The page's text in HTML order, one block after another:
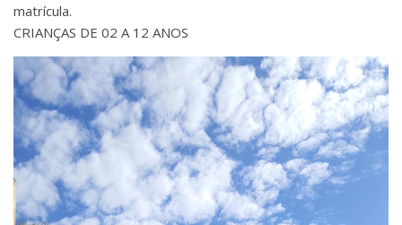
matrícula.
CRIANÇAS DE 02 A 12 ANOS